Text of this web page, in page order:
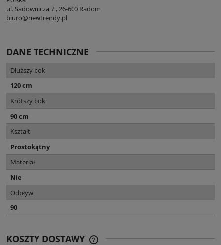
ul. Sadownicza 7 , 26-600 Radom
biuro@newtrendy.pl
DANE TECHNICZNE
Dłuższy bok
120 cm
Krótszy bok
90 cm
Kształt
Prostokątny
Materiał
Nie
Odpływ
90
KOSZTY DOSTAWY